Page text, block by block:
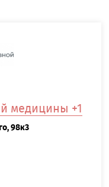
медицины +1
98к3